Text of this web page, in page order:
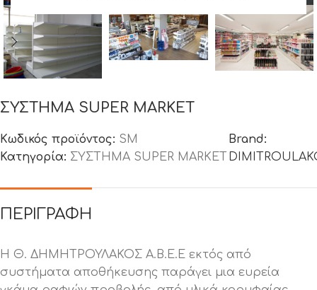
ΣΥΣΤΗΜΑ SUPER MARKET
Κωδικός προϊόντος: SM
Κατηγορία: ΣΥΣΤΗΜΑ SUPER MARKET
Brand:
ΠΕΡΙΓΡΑΦΉ
Η Θ. ΔΗΜΗΤΡΟΥΛΑΚΟΣ Α.Β.Ε.Ε εκτός από
συστήματα αποθήκευσης παράγει μια ευρεία